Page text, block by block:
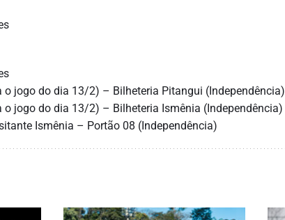
o jogo do dia 13/2) – Bilheteria Pitangui (Independência)
o jogo do dia 13/2) – Bilheteria Ismênia (Independência)
Ismênia – Portão 08 (Independência)